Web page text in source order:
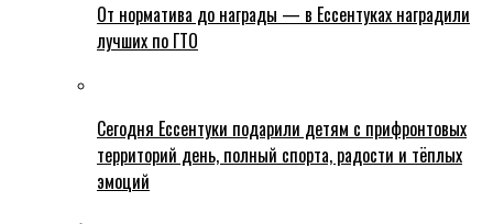
От норматива до награды — в Ессентуках наградили
лучших по ГТО
Сегодня Ессентуки подарили детям с прифронтовых
территорий день, полный спорта, радости и тёплых
эмоций